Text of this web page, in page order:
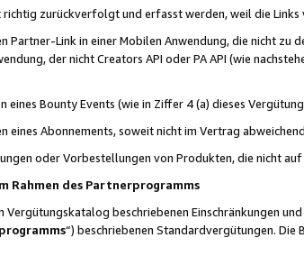
zurückverfolgt und erfasst werden, weil die
Partner-Link in einer Mobilen Anwendung, die nicht zu
der nicht Creators API oder PA API (wie
eines Bounty Events (wie in Ziffer 4 (a) dieses
eines Abonnements, soweit nicht im Vertrag
oder Vorbestellungen von Produkten, die nicht
Rahmen des Partnerprogramms
Vergütungskatalog beschriebenen Einschränkungen
“) beschriebenen Standardvergütungen.